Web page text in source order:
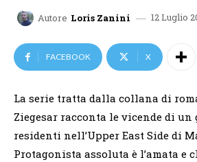
Autore Loris Zanini 12 Luglio
FACEBOOK X
La serie tratta dalla collana di
Ziegesar racconta le vicende di
residenti nell’Upper East Side di
Protagonista assoluta è l’amata e